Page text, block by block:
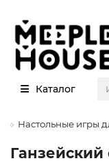
Каталог
Настольные игры
Ганзейский